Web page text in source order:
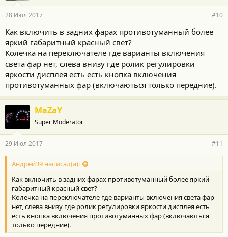
28 Июл 2017 #10
Как включить в задних фарах противотуманный более
яркий габаритный красный свет?
Колечка на переключателе где варианты включения
света фар нет, слева внизу где ролик регулировки
яркости дисплея есть есть кнопка включения
противотуманных фар (включаються только передние).
MaZaY
Super Moderator
29 Июл 2017 #11
Андрей39 написал(а):
Как включить в задних фарах противотуманный более яркий
габаритный красный свет?
Колечка на переключателе где варианты включения света фар
нет, слева внизу где ролик регулировки яркости дисплея есть
есть кнопка включения противотуманных фар (включаються
только передние).